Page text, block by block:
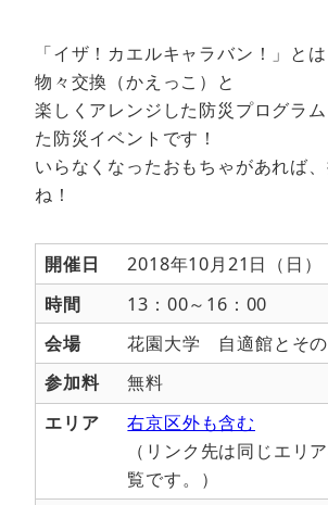
「イザ！カエルキャラバン！」と
物々交換（かえっこ）と
楽しくアレンジした防災プログラ
た防災イベントです！
いらなくなったおもちゃがあれば
ね！
開催日
2018年10月21日（日）
時間
13：00～16：00
会場
花園大学 自適館とそ
参加料
無料
エリア
右京区外も含む
（リンク先は同じエリ
覧です。）